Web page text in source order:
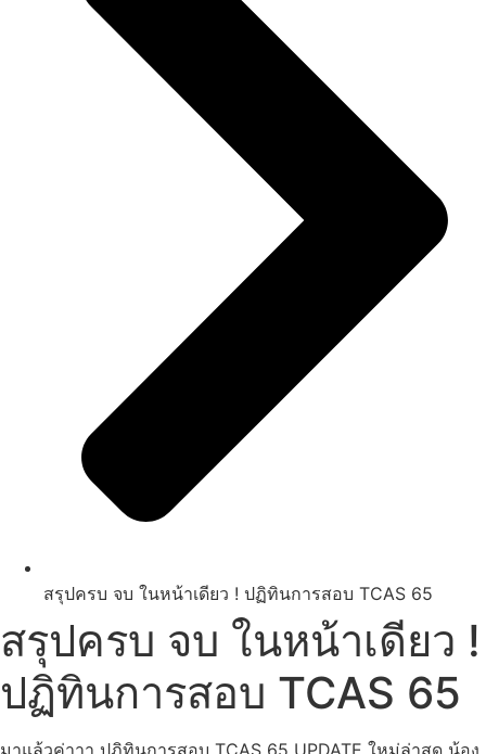
สรุปครบ จบ ในหน้าเดียว ! ปฏิทินการสอบ TCAS 65
สรุปครบ จบ ในหน้าเดียว !
ปฏิทินการสอบ TCAS 65